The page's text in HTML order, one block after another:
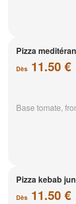
Pizza
Dès 11.50 €
Base tomate,
Pizza kebab
Dès 11.50 €